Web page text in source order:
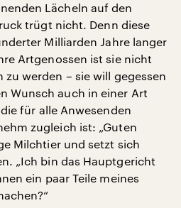
Lächeln auf den
trügt nicht. Denn diese
Milliarden Jahre langer
Artgenossen ist sie nicht
zu werden – sie will gegessen
Wunsch auch in einer Art
für alle Anwesenden
zugleich ist: „Guten
Milchtier und setzt sich
„Ich bin das Hauptgericht
ein paar Teile meines